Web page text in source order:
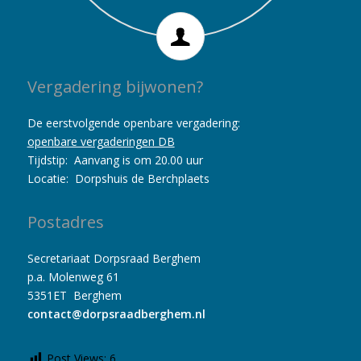
Vergadering bijwonen?
De eerstvolgende openbare vergadering:
openbare vergaderingen DB
Tijdstip: Aanvang is om 20.00 uur
Locatie: Dorpshuis de Berchplaets
Postadres
Secretariaat Dorpsraad Berghem
p.a. Molenweg 61
5351ET Berghem
contact@dorpsraadberghem.nl